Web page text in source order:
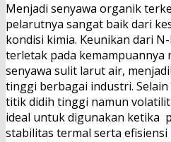
Menjadi senyawa organik
pelarutnya sangat baik dari
kondisi kimia. Keunikan dari
terletak pada kemampuannya
senyawa sulit larut air,
tinggi berbagai industri.
titik didih tinggi namun
ideal untuk digunakan ketika
stabilitas termal serta efisiensi